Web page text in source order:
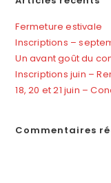
Fermeture estivale
Inscriptions –
Un avant goût du
Inscriptions juin –
18, 20 et 21 juin –
Commentaires